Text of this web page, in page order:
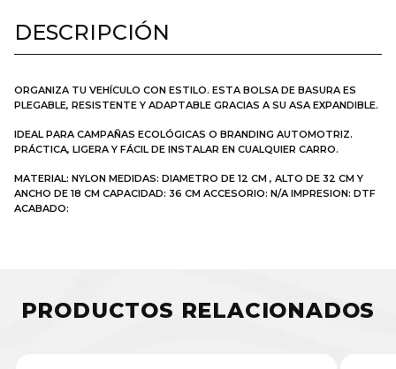
DESCRIPCIÓN
ORGANIZA TU VEHÍCULO CON ESTILO. ESTA BOLSA DE BASURA ES
PLEGABLE, RESISTENTE Y ADAPTABLE GRACIAS A SU ASA EXPANDIBLE.
IDEAL PARA CAMPAÑAS ECOLÓGICAS O BRANDING AUTOMOTRIZ.
PRÁCTICA, LIGERA Y FÁCIL DE INSTALAR EN CUALQUIER CARRO.
MATERIAL: NYLON MEDIDAS: DIAMETRO DE 12 CM , ALTO DE 32 CM Y
ANCHO DE 18 CM CAPACIDAD: 36 CM ACCESORIO: N/A IMPRESION: DTF
ACABADO:
PRODUCTOS RELACIONADOS